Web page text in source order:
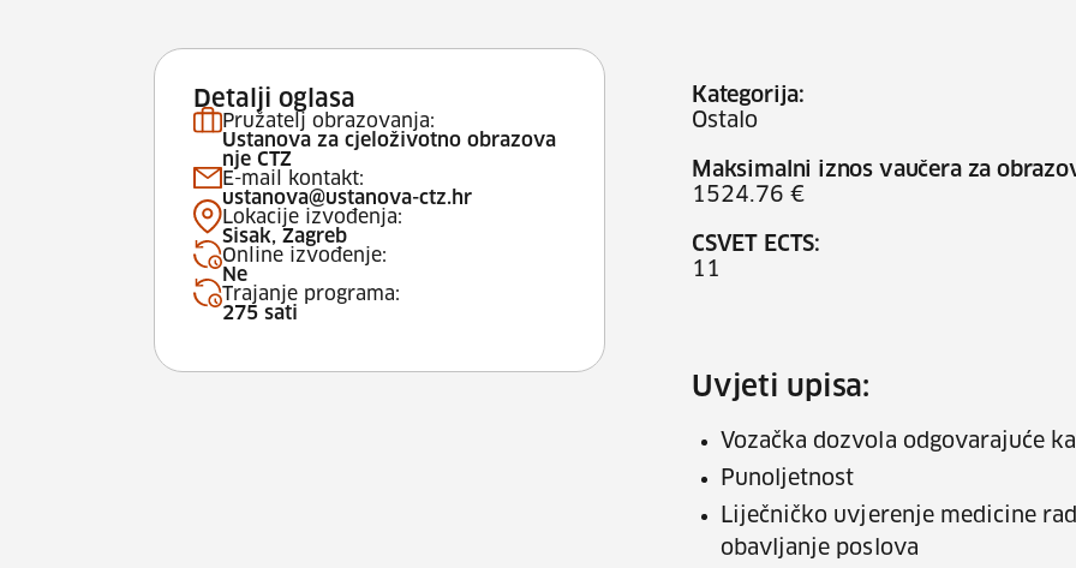
Detalji oglasa
Pružatelj obrazovanja:
Ustanova za cjeloživotno obrazova
nje CTZ
E-mail kontakt:
ustanova@ustanova-ctz.hr
Lokacije izvođenja:
Sisak, Zagreb
Online izvođenje:
Ne
Trajanje programa:
275 sati
Kategorija:
Ostalo
Maksimalni iznos vaučera za
1524.76 €
CSVET ECTS:
11
Uvjeti upisa:
Vozačka dozvola odgovarajuće
Punoljetnost
Liječničko uvjerenje medicine
obavljanje poslova